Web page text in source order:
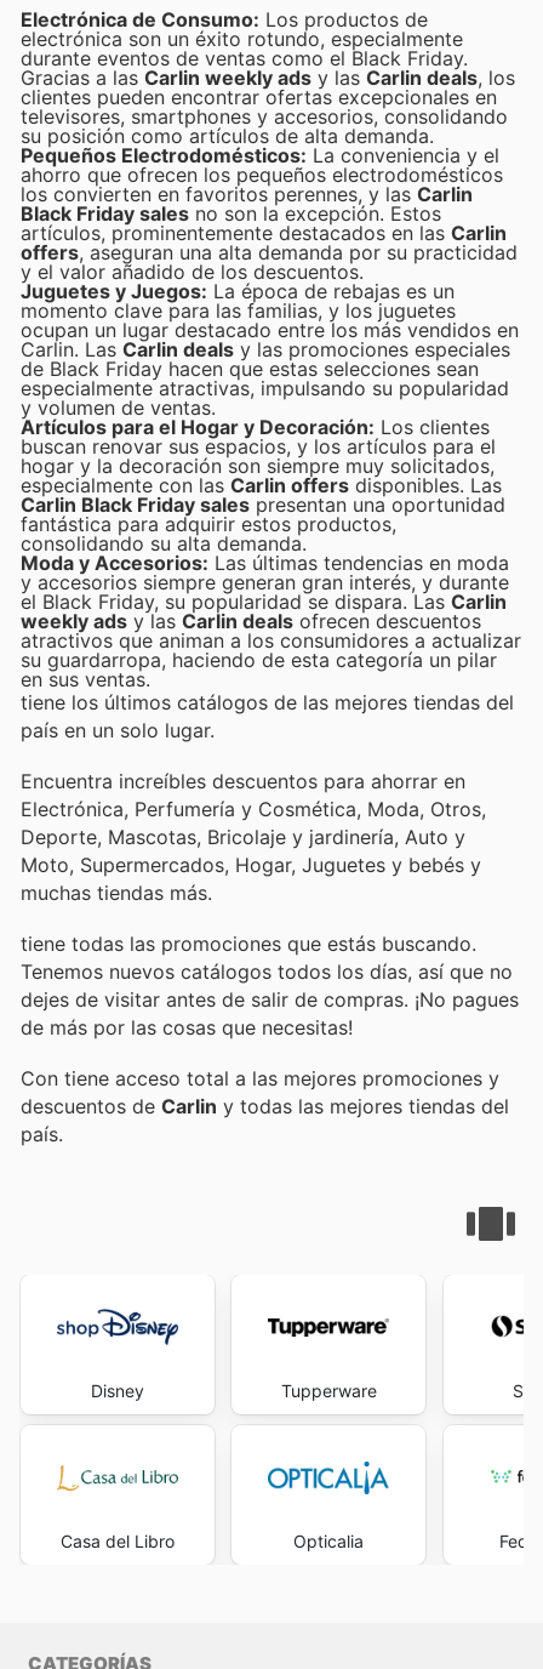
Electrónica de Consumo: Los productos de
electrónica son un éxito rotundo, especialmente
durante eventos de ventas como el Black Friday.
Gracias a las Carlin weekly ads y las Carlin deals, los
clientes pueden encontrar ofertas excepcionales en
televisores, smartphones y accesorios, consolidando
su posición como artículos de alta demanda.
Pequeños Electrodomésticos: La conveniencia y el
ahorro que ofrecen los pequeños electrodomésticos
los convierten en favoritos perennes, y las Carlin
Black Friday sales no son la excepción. Estos
artículos, prominentemente destacados en las Carlin
offers, aseguran una alta demanda por su practicidad
y el valor añadido de los descuentos.
Juguetes y Juegos: La época de rebajas es un
momento clave para las familias, y los juguetes
ocupan un lugar destacado entre los más vendidos en
Carlin. Las Carlin deals y las promociones especiales
de Black Friday hacen que estas selecciones sean
especialmente atractivas, impulsando su popularidad
y volumen de ventas.
Artículos para el Hogar y Decoración: Los clientes
buscan renovar sus espacios, y los artículos para el
hogar y la decoración son siempre muy solicitados,
especialmente con las Carlin offers disponibles. Las
Carlin Black Friday sales presentan una oportunidad
fantástica para adquirir estos productos,
consolidando su alta demanda.
Moda y Accesorios: Las últimas tendencias en moda
y accesorios siempre generan gran interés, y durante
el Black Friday, su popularidad se dispara. Las Carlin
weekly ads y las Carlin deals ofrecen descuentos
atractivos que animan a los consumidores a actualizar
su guardarropa, haciendo de esta categoría un pilar
en sus ventas.
tiene los últimos catálogos de las mejores tiendas del
país en un solo lugar.
Encuentra increíbles descuentos para ahorrar en
Electrónica, Perfumería y Cosmética, Moda, Otros,
Deporte, Mascotas, Bricolaje y jardinería, Auto y
Moto, Supermercados, Hogar, Juguetes y bebés y
muchas tiendas más.
tiene todas las promociones que estás buscando.
Tenemos nuevos catálogos todos los días, así que no
dejes de visitar antes de salir de compras. ¡No pagues
de más por las cosas que necesitas!
Con tiene acceso total a las mejores promociones y
descuentos de Carlin y todas las mejores tiendas del
país.
Disney
Casa del Libro
Tupperware
Opticalia
CATEGORÍAS